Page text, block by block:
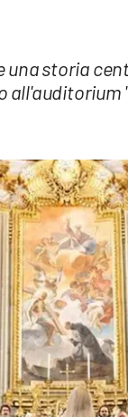
storia
all'auditorium